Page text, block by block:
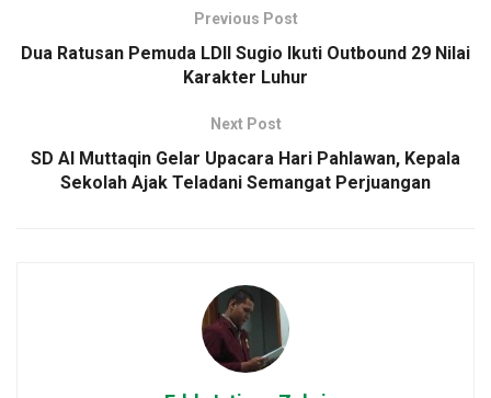
Previous Post
Dua Ratusan Pemuda LDII Sugio Ikuti Outbound 29 Nilai
Karakter Luhur
Next Post
SD Al Muttaqin Gelar Upacara Hari Pahlawan, Kepala
Sekolah Ajak Teladani Semangat Perjuangan